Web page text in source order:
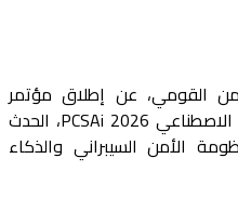
القومي، عن إطلاق مؤتمر
فلسطين للأمن السيبراني والذكاء الاصطناعي PCSAi 2026، الحدث
الأمن السيبراني والذكاء